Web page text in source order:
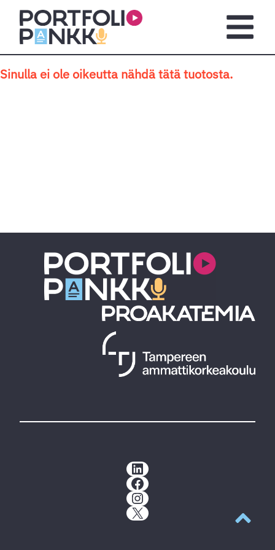
Siirry sisältöön
Sinulla ei ole oikeutta nähdä tätä tuotosta.
LinkedIn
Facebook
Instagram
X
Takaisin